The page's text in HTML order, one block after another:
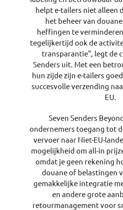
helpt e-tailers niet alleen
het beheer van
heffingen te
tegelijkertijd ook de
transparantie”, legt de
Senders uit. Met een
hun zijde zijn e-tailers
succesvolle verzending
EU.
Seven Senders
ondernemers toegang tot
vervoer naar Niet-EU-
mogelijkheid om all-in
omdat je geen rekening
douane of belastingen
gemakkelijke integratie
en andere grote
retourmanagement voor